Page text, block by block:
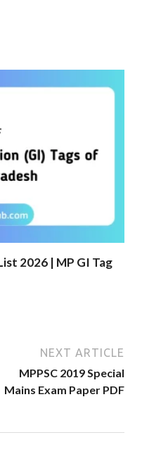
2026 | MP GI Tag
NEXT ARTICLE
MPPSC 2019 Special
Mains Exam Paper PDF